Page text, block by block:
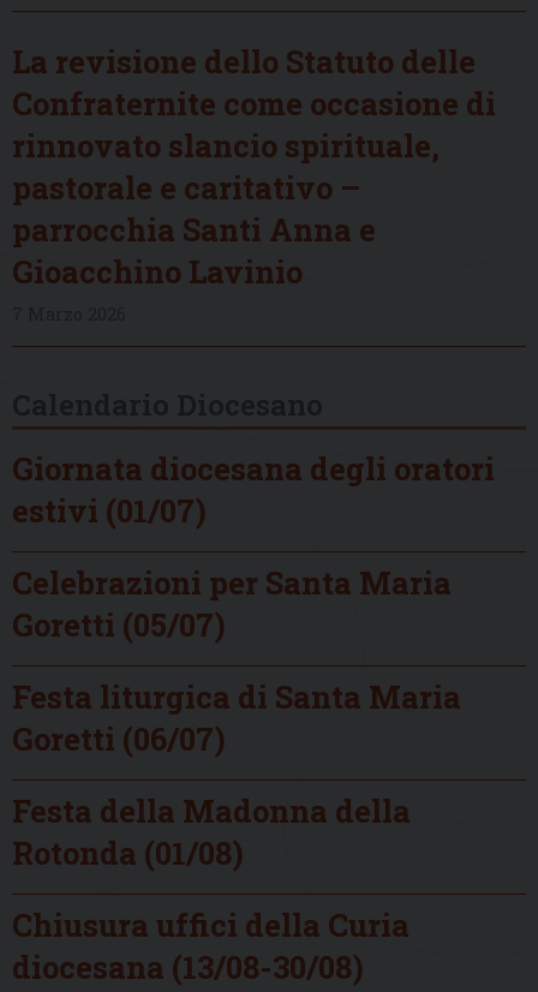
La revisione dello Statuto delle
Confraternite come occasione di
rinnovato slancio spirituale,
pastorale e caritativo –
parrocchia Santi Anna e
Gioacchino Lavinio
Giornata diocesana degli oratori
estivi (01/07)
Celebrazioni per Santa Maria
Goretti (05/07)
Festa liturgica di Santa Maria
Goretti (06/07)
Festa della Madonna della
Rotonda (01/08)
Chiusura uffici della Curia
diocesana (13/08-30/08)